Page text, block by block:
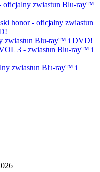
oficjalny zwiastun Blu-ray™
honor - oficjalny zwiastun
zwiastun Blu-ray™ i DVD!
3 - zwiastun Blu-ray™ i
zwiastun Blu-ray™ i